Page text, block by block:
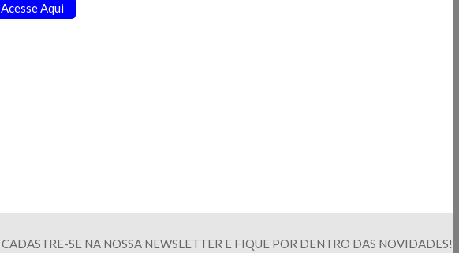
Acesse Aqui
CADASTRE-SE NA NOSSA NEWSLETTER E FIQUE POR DENTRO DAS NOVIDADES!